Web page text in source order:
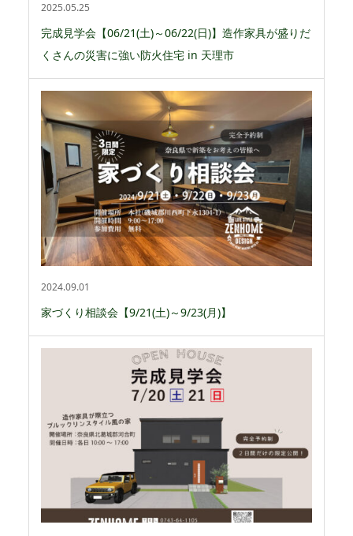
2025.05.25
完成見学会【06/21(土)～06/22(日)】造作家具が盛りだ
くさんの災害に強い防火住宅 in 天理市
2024.09.01
家づくり相談会【9/21(土)～9/23(月)】